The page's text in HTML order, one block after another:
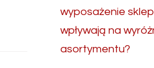
wyposażenie
wpływają na
asortymentu?